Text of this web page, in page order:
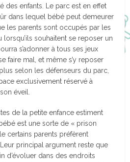
des enfants. Le parc est en effet
dans lequel bébé peut demeurer
les parents sont occupés par les
lorsqu’ils souhaitent se reposer un
s’adonner à tous ses jeux
faire mal, et même s’y reposer
selon les défenseurs du parc,
exclusivement réservé à
éveil.
de la petite enfance estiment
est une sorte de « prison
certains parents préfèrent
principal argument reste que
d’évoluer dans des endroits